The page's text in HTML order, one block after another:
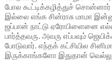
போல கூட்டிக்கழித்துச் சொன்னார்
இல்லை எங்க சின்ராசு மாமா
ஜப்பான் நாட்டு ஏரோபிளைனை
பார்த்தவரு. அவரு எப்பவும்
போடுவார். எந்தக் கட்சியில
இருக்காங்களோ இதுதான்